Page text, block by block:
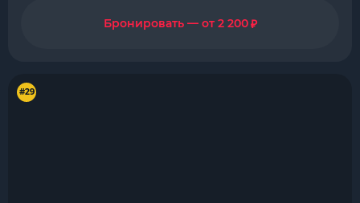
Бронировать — от 2 200₽
#29